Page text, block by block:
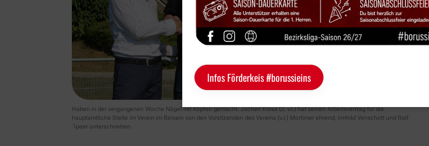
Haben in der vergangenen Woche Nägel mit Köpfen gemacht. Jochen Klosa (2. v.l.) hat seinen Arbeitsvertrag für die
hauptamtliche Stelle im Verein im Beisein von den Vorsitzenden des Vereins (v.l.) Mortimer ehrend, Irmhild Venschott und Ralf
Speer unterschrieben.
Infos Förderkeis #borussieins